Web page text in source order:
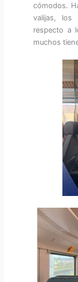
cómodos.
valijas, los
respecto a
muchos